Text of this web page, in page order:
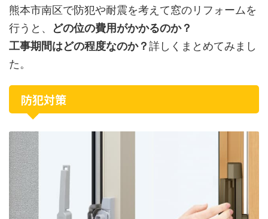
熊本市南区で防犯や耐震を考えて窓のリフォームを
行うと、
どの位の費用がかかるのか？
工事期間はどの程度なのか？詳しくまとめてみまし
た。
防犯対策